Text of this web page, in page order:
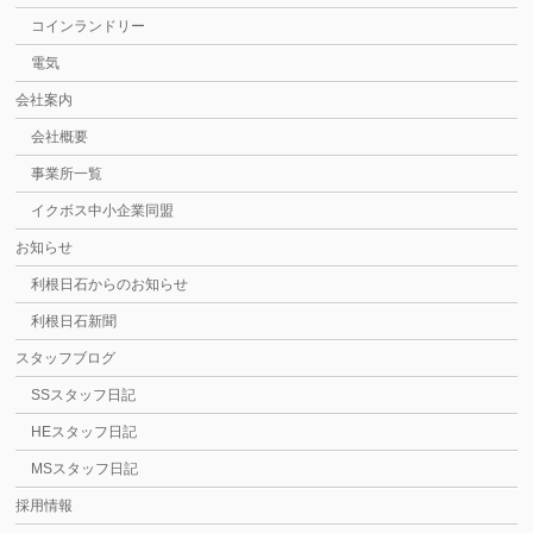
コインランドリー
電気
会社案内
会社概要
事業所一覧
イクボス中小企業同盟
お知らせ
利根日石からのお知らせ
利根日石新聞
スタッフブログ
SSスタッフ日記
HEスタッフ日記
MSスタッフ日記
採用情報